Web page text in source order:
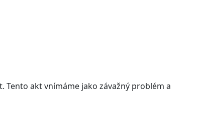
Tento akt vnímáme jako závažný problém a